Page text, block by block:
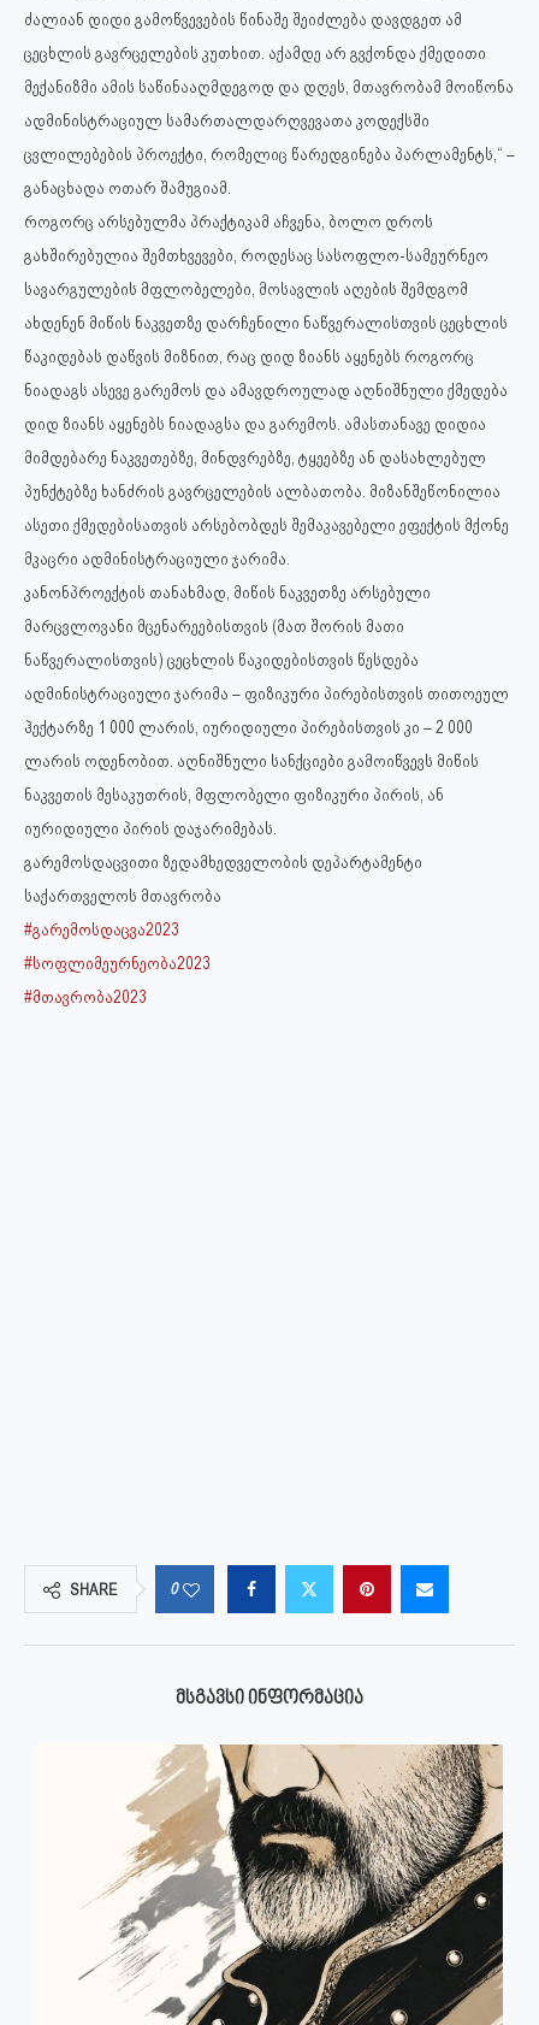
ძალიან დიდი გამოწვევების წინაშე შეიძლება დავდგეთ ამ
ცეცხლის გავრცელების კუთხით. აქამდე არ გვქონდა ქმედითი
მექანიზმი ამის საწინააღმდეგოდ და დღეს, მთავრობამ მოიწონა
ადმინისტრაციულ სამართალდარღვევათა კოდექსში
ცვლილებების პროექტი, რომელიც წარედგინება პარლამენტს,“ –
განაცხადა ოთარ შამუგიამ.
როგორც არსებულმა პრაქტიკამ აჩვენა, ბოლო დროს
გახშირებულია შემთხვევები, როდესაც სასოფლო-სამეურნეო
სავარგულების მფლობელები, მოსავლის აღების შემდგომ
ახდენენ მიწის ნაკვეთზე დარჩენილი ნაწვერალისთვის ცეცხლის
წაკიდებას დაწვის მიზნით, რაც დიდ ზიანს აყენებს როგორც
ნიადაგს ასევე გარემოს და ამავდროულად აღნიშნული ქმედება
დიდ ზიანს აყენებს ნიადაგსა და გარემოს. ამასთანავე დიდია
მიმდებარე ნაკვეთებზე, მინდვრებზე, ტყეებზე ან დასახლებულ
პუნქტებზე ხანძრის გავრცელების ალბათობა. მიზანშეწონილია
ასეთი ქმედებისათვის არსებობდეს შემაკავებელი ეფექტის მქონე
მკაცრი ადმინისტრაციული ჯარიმა.
კანონპროექტის თანახმად, მიწის ნაკვეთზე არსებული
მარცვლოვანი მცენარეებისთვის (მათ შორის მათი
ნაწვერალისთვის) ცეცხლის წაკიდებისთვის წესდება
ადმინისტრაციული ჯარიმა – ფიზიკური პირებისთვის თითოეულ
ჰექტარზე 1 000 ლარის, იურიდიული პირებისთვის კი – 2 000
ლარის ოდენობით. აღნიშნული სანქციები გამოიწვევს მიწის
ნაკვეთის მესაკუთრის, მფლობელი ფიზიკური პირის, ან
იურიდიული პირის დაჯარიმებას.
გარემოსდაცვითი ზედამხედველობის დეპარტამენტი
საქართველოს მთავრობა
#გარემოსდაცვა2023
#სოფლიმეურნეობა2023
#მთავრობა2023
SHARE 0
ᲛᲡᲒᲐᲕᲡᲘ ᲘᲜᲤᲝᲠᲛᲐᲪᲘᲐ